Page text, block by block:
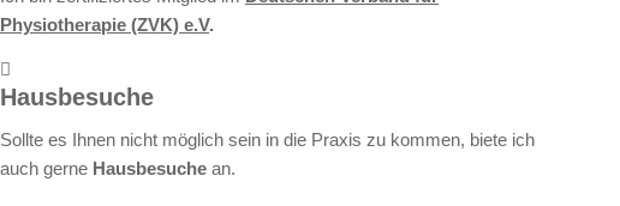
Physiotherapie (ZVK) e.V.
Hausbesuche
Sollte es Ihnen nicht möglich sein in die Praxis zu kommen, biete ich
auch gerne Hausbesuche an.